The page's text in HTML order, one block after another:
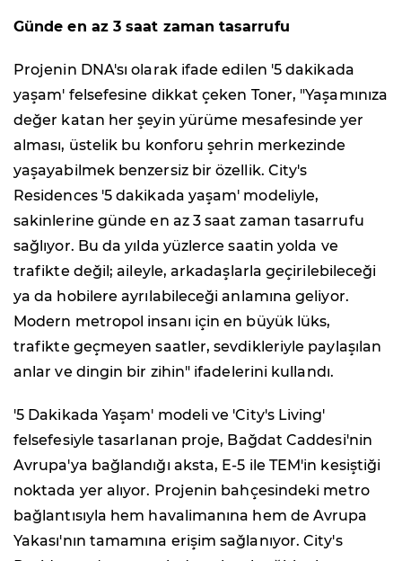
Günde en az 3 saat zaman tasarrufu
Projenin DNA'sı olarak ifade edilen '5 dakikada
yaşam' felsefesine dikkat çeken Toner, "Yaşamınıza
değer katan her şeyin yürüme mesafesinde yer
alması, üstelik bu konforu şehrin merkezinde
yaşayabilmek benzersiz bir özellik. City's
Residences '5 dakikada yaşam' modeliyle,
sakinlerine günde en az 3 saat zaman tasarrufu
sağlıyor. Bu da yılda yüzlerce saatin yolda ve
trafikte değil; aileyle, arkadaşlarla geçirilebileceği
ya da hobilere ayrılabileceği anlamına geliyor.
Modern metropol insanı için en büyük lüks,
trafikte geçmeyen saatler, sevdikleriyle paylaşılan
anlar ve dingin bir zihin" ifadelerini kullandı.
'5 Dakikada Yaşam' modeli ve 'City's Living'
felsefesiyle tasarlanan proje, Bağdat Caddesi'nin
Avrupa'ya bağlandığı aksta, E-5 ile TEM'in kesiştiği
noktada yer alıyor. Projenin bahçesindeki metro
bağlantısıyla hem havalimanına hem de Avrupa
Yakası'nın tamamına erişim sağlanıyor. City's